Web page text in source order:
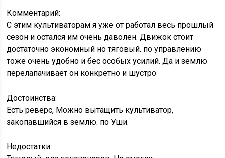
Комментарий:
С этим культиваторам я уже от работал весь прошлый
сезон и остался им очень даволен. Движок стоит
достаточно экономный но тяговый. по управлению
тоже очень удобно и бес особых усилий. Да и землю
перелапачивает он конкретно и шустро
Достоинства:
Есть реверс, Можно вытащить культиватор,
закопавшийся в землю. по Уши.
Недостатки: